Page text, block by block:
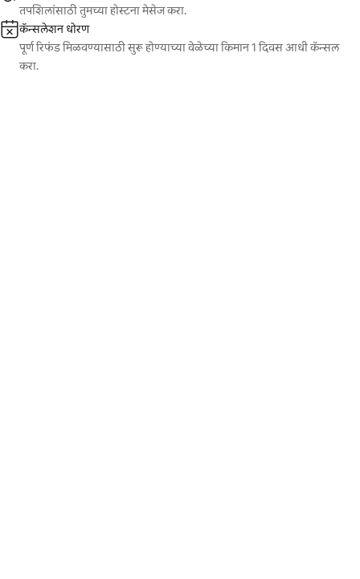
तपशिलांसाठी तुमच्या होस्टना मेसेज करा.
कॅन्सलेशन धोरण
पूर्ण रिफंड मिळवण्यासाठी सुरू होण्याच्या वेळेच्या किमान 1 दिवस आधी कॅन्सल
करा.